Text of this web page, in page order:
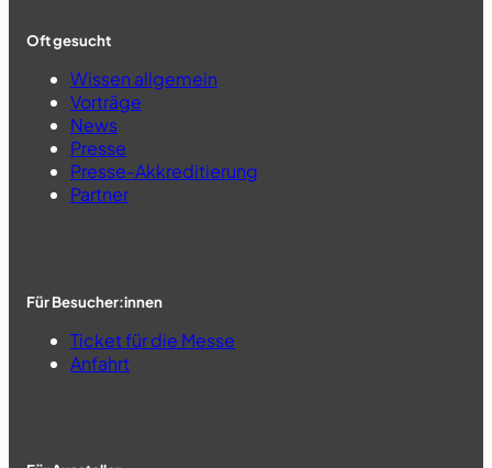
Oft gesucht
Wissen allgemein
Vorträge
News
Presse
Presse-Akkreditierung
Partner
Für Besucher:innen
Ticket für die Messe
Anfahrt